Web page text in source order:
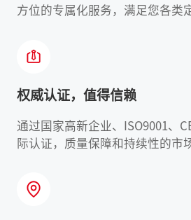
方位的专属化服务，满足您各类
权威认证，值得信赖
通过国家高新企业、ISO9001、
际认证，质量保障和持续性的市